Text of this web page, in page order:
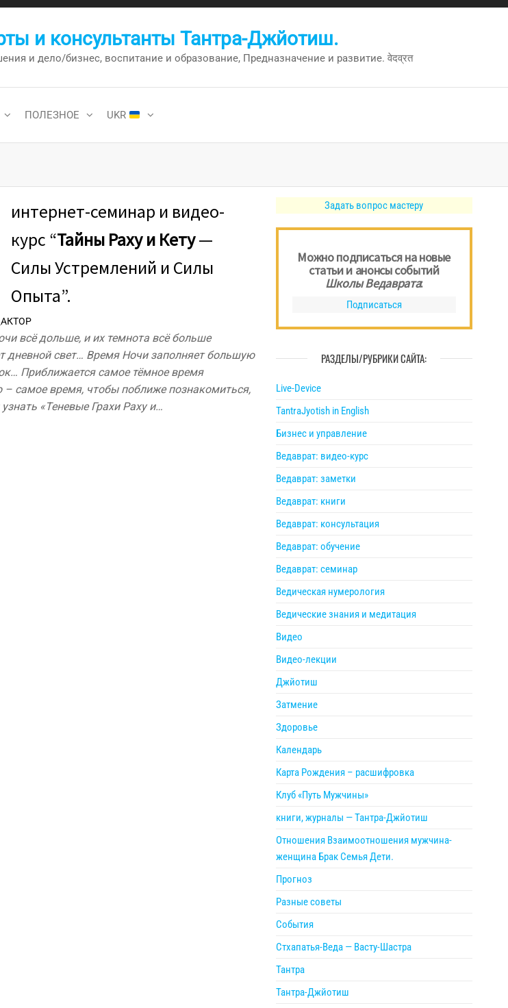
и консультанты Тантра-Джйотиш.
и дело/бизнес, воспитание и образование, Предназначение и развитие. वेदव्रत
ПОЛЕЗНОЕ UKR
интернет-семинар и видео-
курс “Тайны Раху и Кету—
Силы Устремлений и Силы
Опыта”​.
всё дольше, и их темнота всё больше
дневной свет… Время Ночи заполняет большую
Приближается самое тёмное время
– самое время, чтобы поближе познакомиться,
«Теневые Грахи Раху и…
Задать вопрос мастеру
Можно подписаться на новые
статьи и анонсы событий
Школы Ведаврата:
Подписаться
РАЗДЕЛЫ/РУБРИКИ САЙТА:
Live-Device
TantraJyotish in English
Бизнес и управление
Ведаврат: видео-курс
Ведаврат: заметки
Ведаврат: книги
Ведаврат: консультация
Ведаврат: обучение
Ведаврат: семинар
Ведическая нумерология
Ведические знания и медитация
Видео
Видео-лекции
Джйотиш
Затмение
Здоровье
Календарь
Карта Рождения – расшифровка
Клуб «Путь Мужчины»
книги, журналы — Тантра-Джйотиш
Отношения Взаимоотношения мужчина-
женщина Брак Семья Дети.
Прогноз
Разные советы
События
Стхапатья-Веда — Васту-Шастра
Тантра
Тантра-Джйотиш